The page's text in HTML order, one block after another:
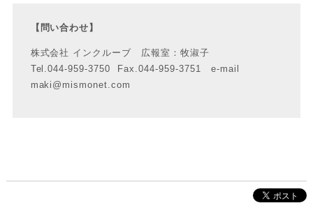
【問い合わせ】
株式会社 インクルーブ 広報室：牧淑子
Tel.044-959-3750 Fax.044-959-3751 e-mail
maki@mismonet.com